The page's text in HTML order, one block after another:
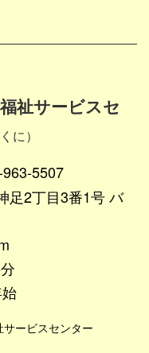
祉サービスセ
に）
5507
足2丁目3番1号 バ
ービスセンター